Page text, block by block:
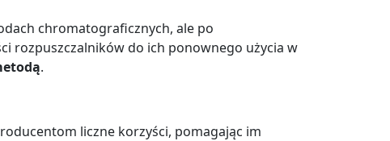
chromatograficznych, ale po
rozpuszczalników do ich ponownego użycia w
.
liczne korzyści, pomagając im